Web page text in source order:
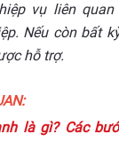
vụ liên
Nếu còn bất
hỗ trợ.
là gì? Các